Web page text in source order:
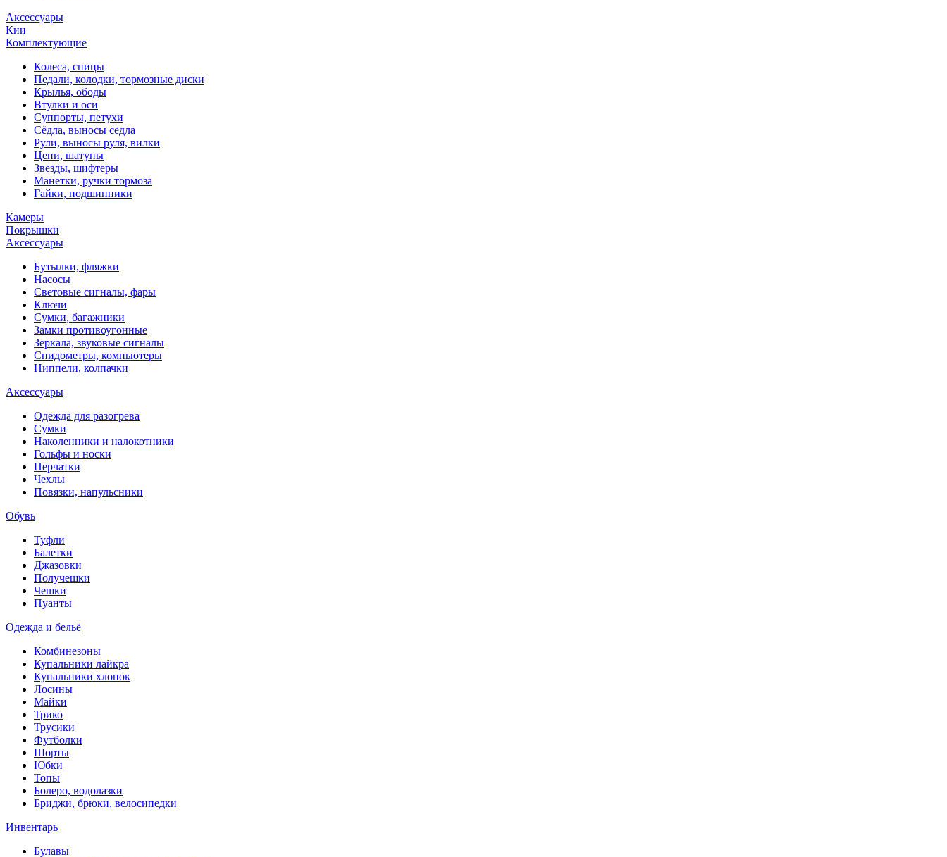
Аксессуары
Кии
Комплектующие
Колеса, спицы
Педали, колодки, тормозные диски
Крылья, ободы
Втулки и оси
Суппорты, петухи
Сёдла, выносы седла
Рули, выносы руля, вилки
Цепи, шатуны
Звезды, шифтеры
Манетки, ручки тормоза
Гайки, подшипники
Камеры
Покрышки
Аксессуары
Бутылки, фляжки
Насосы
Световые сигналы, фары
Ключи
Сумки, багажники
Замки противоугонные
Зеркала, звуковые сигналы
Спидометры, компьютеры
Ниппели, колпачки
Аксессуары
Одежда для разогрева
Сумки
Наколенники и налокотники
Гольфы и носки
Перчатки
Чехлы
Повязки, напульсники
Обувь
Туфли
Балетки
Джазовки
Получешки
Чешки
Пуанты
Одежда и бельё
Комбинезоны
Купальники лайкра
Купальники хлопок
Лосины
Майки
Трико
Трусики
Футболки
Шорты
Юбки
Топы
Болеро, водолазки
Бриджи, брюки, велосипедки
Инвентарь
Булавы